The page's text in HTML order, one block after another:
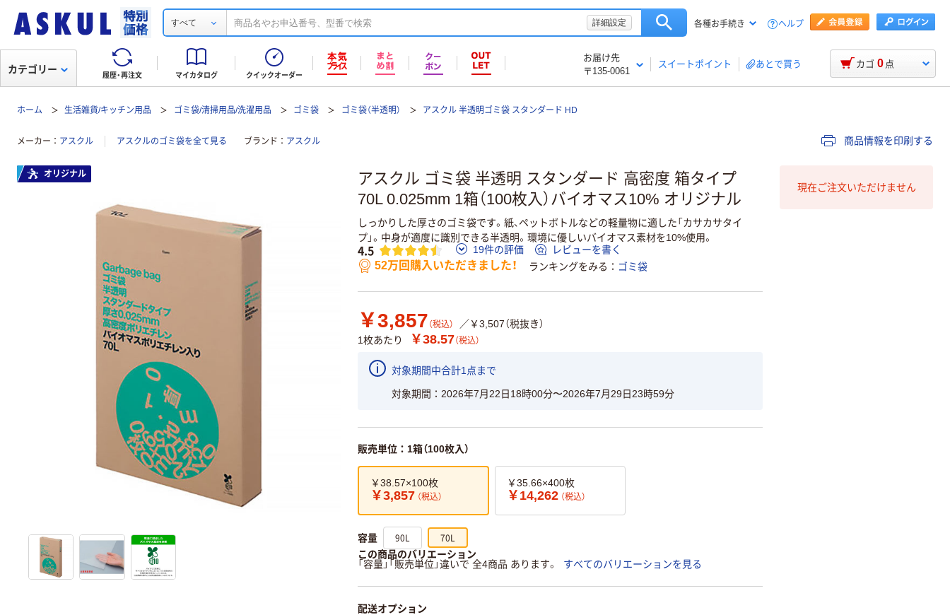
すべて 詳細設定 各種お手続き ヘルプ
履歴・再注文 マイカタログ クイックオーダー
お届け先
〒135-0061
スイートポイント あとで買う
カテゴリー カゴ 0 点
ホーム 生活雑貨/キッチン用品 ゴミ袋/清掃用品/洗濯用品 ゴミ袋 ゴミ袋（半透明） アスクル 半透明ゴミ袋 スタンダード HD
メーカー アスクル アスクルのゴミ袋を全て見る ブランド アスクル 商品情報を印刷する
アスクル ゴミ袋 半透明 スタンダード 高密度 箱タイプ
70L 0.025mm 1箱（100枚入）バイオマス10% オリジナル
しっかりした厚さのゴミ袋です。紙、ペットボトルなどの軽量物に適した「カサカサタイ
プ」。中身が適度に識別できる半透明。環境に優しいバイオマス素材を10%使用。
4.5 19件の評価 レビューを書く
52万回購入いただきました！ ランキングをみる ゴミ袋
￥3,857 （税込）
／￥3,507（税抜き）
1枚あたり
￥38.57（税込）
対象期間中合計1点まで
対象期間 2026年7月22日18時00分〜2026年7月29日23時59分
販売単位：1箱（100枚入）
￥38.57×100枚
￥3,857 （税込）
￥35.66×400枚
￥14,262 （税込）
容量 90L 70L
この商品のバリエーション
「容量」「販売単位」違いで 全4商品 あります。
すべてのバリエーションを見る
配送オプション
オリジナル
現在ご注文いただけません